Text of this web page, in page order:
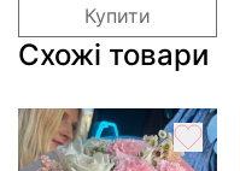
Купити
Схожі товари